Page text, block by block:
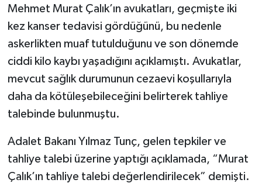
Mehmet Murat Çalık’ın avukatları, geçmişte iki
kez kanser tedavisi gördüğünü, bu nedenle
askerlikten muaf tutulduğunu ve son dönemde
ciddi kilo kaybı yaşadığını açıklamıştı. Avukatlar,
mevcut sağlık durumunun cezaevi koşullarıyla
daha da kötüleşebileceğini belirterek tahliye
talebinde bulunmuştu.
Adalet Bakanı Yılmaz Tunç, gelen tepkiler ve
tahliye talebi üzerine yaptığı açıklamada, “Murat
Çalık’ın tahliye talebi değerlendirilecek” demişti.